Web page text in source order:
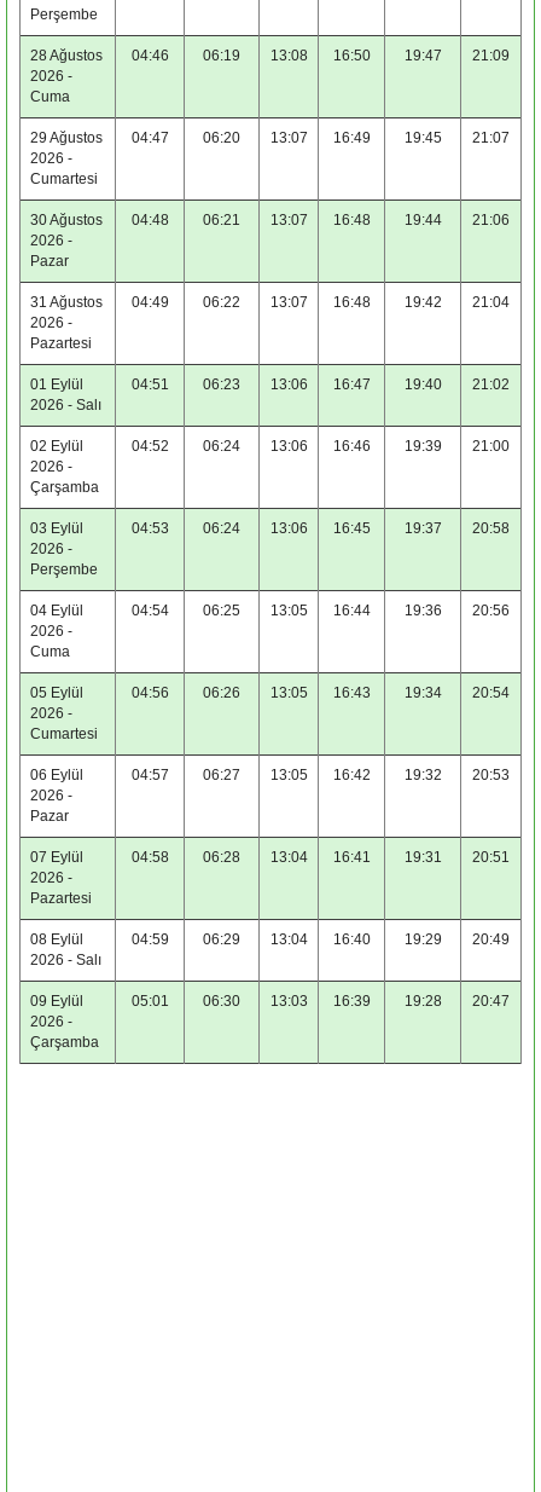
Perşembe
28 Ağustos
2026 -
Cuma
04:46 06:19 13:08 16:50 19:47 21:09
29 Ağustos
2026 -
Cumartesi
04:47 06:20 13:07 16:49 19:45 21:07
30 Ağustos
2026 -
Pazar
04:48 06:21 13:07 16:48 19:44 21:06
31 Ağustos
2026 -
Pazartesi
04:49 06:22 13:07 16:48 19:42 21:04
01 Eylül
2026 - Salı
04:51 06:23 13:06 16:47 19:40 21:02
02 Eylül
2026 -
Çarşamba
04:52 06:24 13:06 16:46 19:39 21:00
03 Eylül
2026 -
Perşembe
04:53 06:24 13:06 16:45 19:37 20:58
04 Eylül
2026 -
Cuma
04:54 06:25 13:05 16:44 19:36 20:56
05 Eylül
2026 -
Cumartesi
04:56 06:26 13:05 16:43 19:34 20:54
06 Eylül
2026 -
Pazar
04:57 06:27 13:05 16:42 19:32 20:53
07 Eylül
2026 -
Pazartesi
04:58 06:28 13:04 16:41 19:31 20:51
08 Eylül
2026 - Salı
04:59 06:29 13:04 16:40 19:29 20:49
09 Eylül
2026 -
Çarşamba
05:01 06:30 13:03 16:39 19:28 20:47